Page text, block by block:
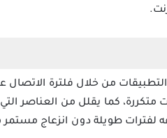
متكررة، كما يقلل من العناصر
لفترات طويلة دون انزعاج